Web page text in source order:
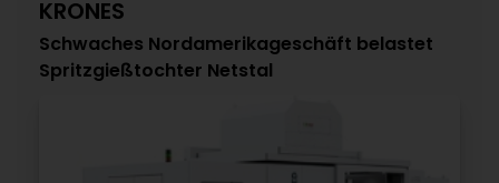
KRONES
Schwaches Nordamerikageschäft belastet
Spritzgießtochter Netstal